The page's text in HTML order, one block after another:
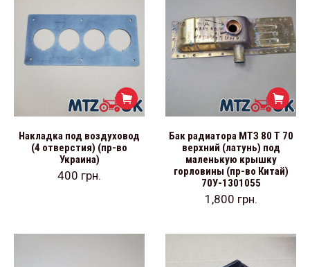
Накладка под воздуховод
(4 отверстия) (пр-во
Украина)
400 грн.
Бак радиатора МТЗ 80 Т 70
верхний (латунь) под
маленькую крышку
горловины (пр-во Китай)
70У-1301055
1,800 грн.